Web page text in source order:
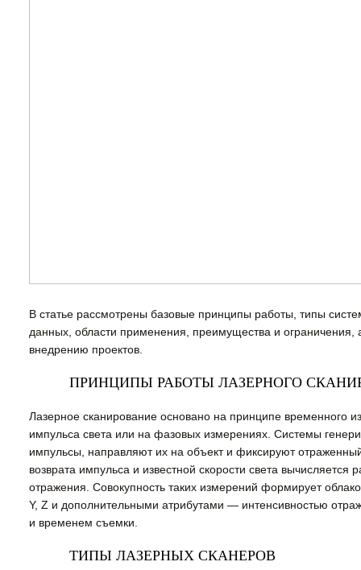
В статье рассмотрены базовые принципы работы, типы
данных, области применения, преимущества и ограничения,
внедрению проектов.
ПРИНЦИПЫ РАБОТЫ ЛАЗЕРНОГО
Лазерное сканирование основано на принципе временного
импульса света или на фазовых измерениях. Системы
импульсы, направляют их на объект и фиксируют
возврата импульса и известной скорости света вычисляется
отражения. Совокупность таких измерений формирует
Y, Z и дополнительными атрибутами — интенсивностью
и временем съемки.
ТИПЫ ЛАЗЕРНЫХ СКАНЕРОВ